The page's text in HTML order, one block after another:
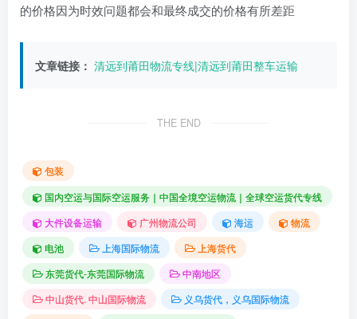
的价格因为时效问题都会和最终成交的价格有所差距
文章链接： 清远到莆田物流专线|清远到莆田整车运输
THE END
包装
国内空运与国际空运服务｜中国全境空运物流｜全球空运货代专线
大件设备运输
广州物流公司 海运
物流
电池
上海国际物流
上海货代
东莞货代-东莞国际物流
中南地区
中山货代. 中山国际物流
义乌货代，义乌国际物流